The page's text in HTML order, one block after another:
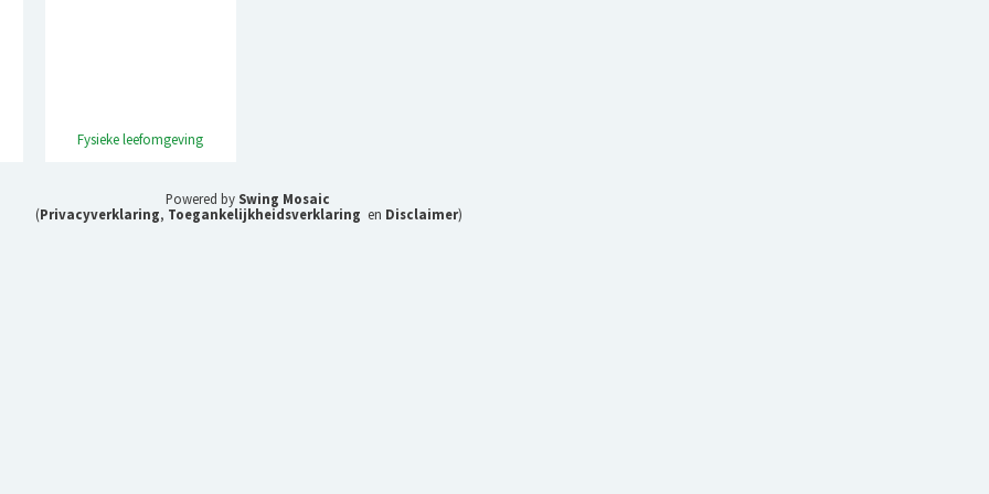
Fysieke leefomgeving
Powered by Swing Mosaic
(Privacyverklaring, Toegankelijkheidsverklaring en Disclaimer)